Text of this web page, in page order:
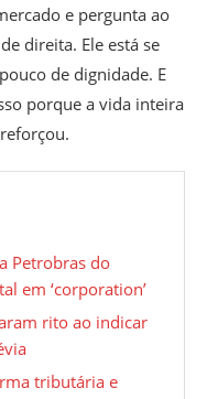
e pergunta ao
direita. Ele está se
de dignidade. E
porque a vida inteira
Petrobras do
em ‘corporation’
rito ao indicar
tributária e